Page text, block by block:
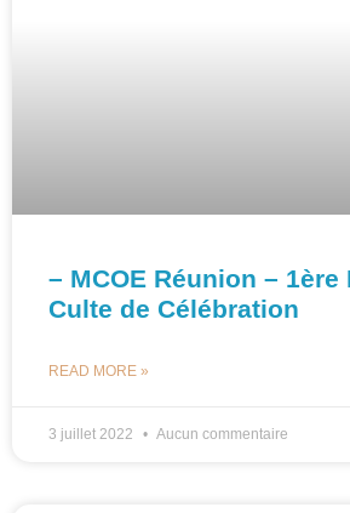
– MCOE Réunion – 1ère
Culte de Célébration
READ MORE »
3 juillet 2022 Aucun commentaire